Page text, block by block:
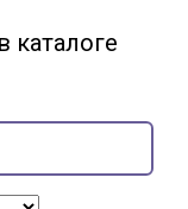
каталоге